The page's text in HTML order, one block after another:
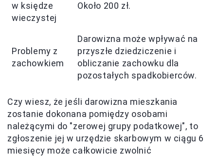
w księdze
wieczystej
Około 200 zł.
Problemy z
zachowkiem
Darowizna może wpływać na
przyszłe dziedziczenie i
obliczanie zachowku dla
pozostałych spadkobierców.
Czy wiesz, że jeśli darowizna mieszkania
zostanie dokonana pomiędzy osobami
należącymi do "zerowej grupy podatkowej", to
zgłoszenie jej w urzędzie skarbowym w ciągu 6
miesięcy może całkowicie zwolnić